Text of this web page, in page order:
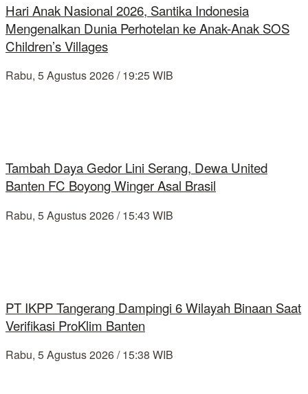
Hari Anak Nasional 2026, Santika Indonesia
Mengenalkan Dunia Perhotelan ke Anak-Anak SOS
Children’s Villages
Rabu, 5 Agustus 2026 / 19:25 WIB
Tambah Daya Gedor Lini Serang, Dewa United
Banten FC Boyong Winger Asal Brasil
Rabu, 5 Agustus 2026 / 15:43 WIB
PT IKPP Tangerang Dampingi 6 Wilayah Binaan Saat
Verifikasi ProKlim Banten
Rabu, 5 Agustus 2026 / 15:38 WIB